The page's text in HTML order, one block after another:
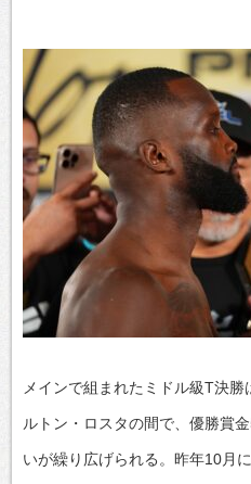
メインで組まれたミドル級T決
ルトン・ロスタの間で、優勝賞
いが繰り広げられる。昨年10月